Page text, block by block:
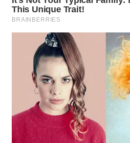
SUMEDANG
CIANJUR
WN
KEPULAUAN
SERIBU
WN
TANGERANG